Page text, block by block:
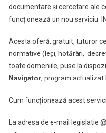
documentare și cercetare ale
funcționează un nou serviciu:
Acesta oferă, gratuit, tuturor
normative (legi, hotărâri,
toate domeniile, puse la
Navigator, program actualizat
Cum funcționează acest
La adresa de e-mail legislatie